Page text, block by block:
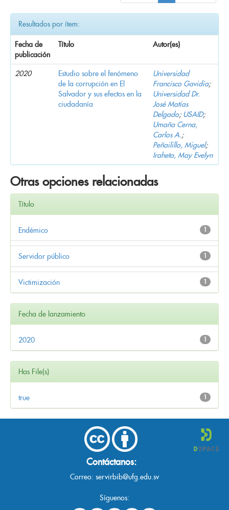
Resultados por ítem:
Fecha de
publicación
Título Autor(es)
2020
Estudio sobre el fenómeno
de la corrupción en El
Salvador y sus efectos en la
ciudadanía
Universidad
Francisco Gavidia;
Universidad Dr.
José Matías
Delgado; USAID;
Umaña Cerna,
Carlos A.;
Peñailillo, Miguel;
Iraheta, May Evelyn
Otras opciones relacionadas
Título
1
Endémico
1
Servidor público
1
Victimización
Fecha de lanzamiento
1
2020
Has File(s)
1
true
Contáctanos:
Correo: servirbib@ufg.edu.sv
Síguenos: